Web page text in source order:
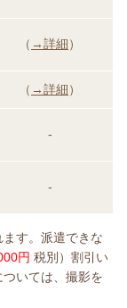
（ →詳細）
（ →詳細）
-
-
す。派遣できな
円 税別）割引い
いては、撮影を